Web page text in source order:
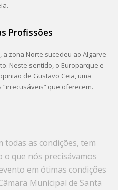
Profissões
zona Norte sucedeu ao Algarve
Neste sentido, o Europarque e
de Gustavo Ceia, uma
que oferecem.
todas as condições, tem
que nós precisávamos
em ótimas condições
Municipal de Santa